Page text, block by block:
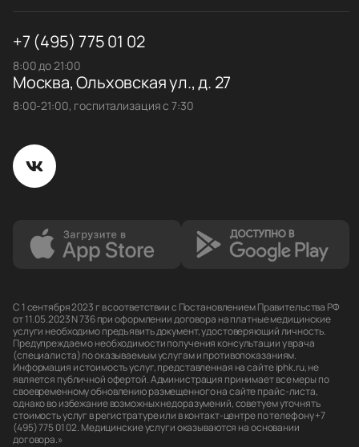
+7 (495) 775 01 02
8:00 до 21:00
Москва, Ольховская ул., д. 27
8:00-21:00, госпитализация с 7:30
С 1 сентября 2023 г в соответствии с Постановлением Правительства РФ
от 11.05.2023 N 736 при оформлении договора на платные медицинские
услуги необходимо предъявить документ, удостоверяющий личность.
Предупреждаем о необходимости получения консультации у врача
(специалиста) по оказываемым услугам и противопоказаниям.
Информация и стоимость услуг, представленная на сайте iphk.ru, не
является публичной офертой. Администрация принимает все меры по
своевременному обновлению размещенного на сайте прайс-листа,
однако во избежание возможных недоразумений, советуем уточнять
стоимость услуг в регистратуре или в контакт-центре по телефону +7
(495) 775 01 02. Медицинские услуги оказываются на основании
договора.»